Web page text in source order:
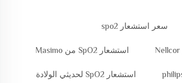
سعر استشعار spo2
استشعار SpO2 من Masimo
استشعار SpO2 لحديثي الولادة